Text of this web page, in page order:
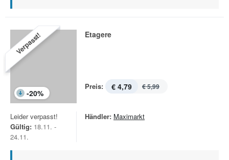
Verpasst!
-20%
Etagere
Preis: € 4,79 € 5,99
Leider verpasst!
Gültig: 18.11. -
24.11.
Händler: Maximarkt